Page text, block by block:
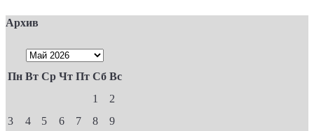
Архив
Пн Вт Ср Чт Пт Сб Вс
1
2
3
4 5 6 7 8
9